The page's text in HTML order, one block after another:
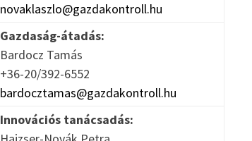
novaklaszlo@gazdakontroll.hu
Gazdaság-átadás:
Bardocz Tamás
+36-20/392-6552
bardocztamas@gazdakontroll.hu
Innovációs tanácsadás: